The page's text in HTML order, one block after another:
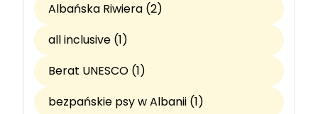
Albańska Riwiera (2)
all inclusive (1)
Berat UNESCO (1)
bezpańskie psy w Albanii (1)